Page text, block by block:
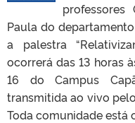
Paula do
a palestra
ocorrerá das 13 horas
16 do Campus
transmitida ao vivo
Toda comunidade está